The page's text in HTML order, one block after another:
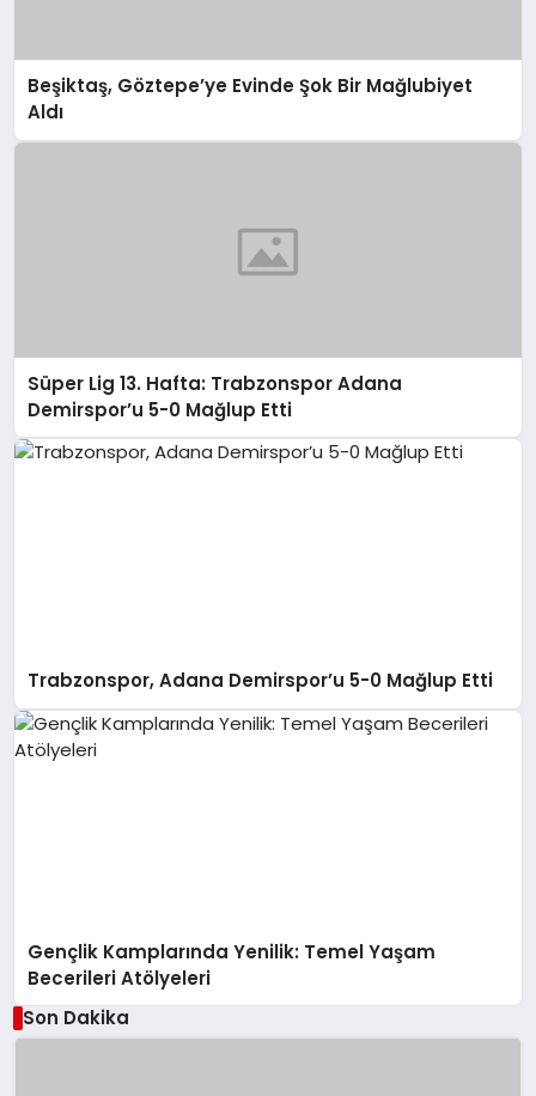
Beşiktaş, Göztepe’ye Evinde Şok Bir Mağlubiyet
Aldı
Süper Lig 13. Hafta: Trabzonspor Adana
Demirspor’u 5-0 Mağlup Etti
Trabzonspor, Adana Demirspor’u 5-0 Mağlup Etti
Gençlik Kamplarında Yenilik: Temel Yaşam
Becerileri Atölyeleri
Son Dakika